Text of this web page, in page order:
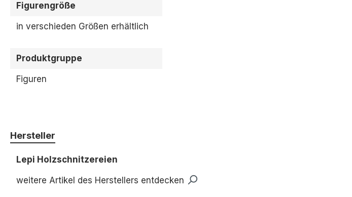
Figurengröße
in verschieden Größen erhältlich
Produktgruppe
Figuren
Hersteller
Lepi Holzschnitzereien
weitere Artikel des Herstellers entdecken